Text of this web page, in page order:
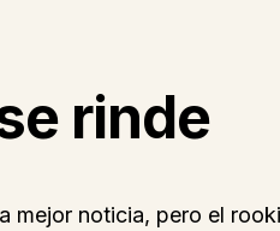
rinde
mejor noticia, pero el